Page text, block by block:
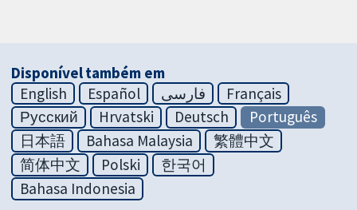
Disponível também em
English
Español فارسی
Français
Русский
Hrvatski Deutsch
Português
日本語
Bahasa Malaysia
繁體中文
简体中文
Polski
한국어
Bahasa Indonesia